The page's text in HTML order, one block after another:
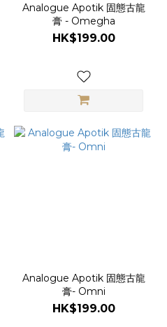
Analogue Apotik 固態古龍
膏 - Omegha
HK$199.00
Analogue Apotik 固態古龍
膏- Omni
HK$199.00